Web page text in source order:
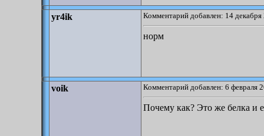
yr4ik Комментарий добавлен: 14
норм
voik Комментарий добавлен: 6 февраля
Почему как? Это же белка и